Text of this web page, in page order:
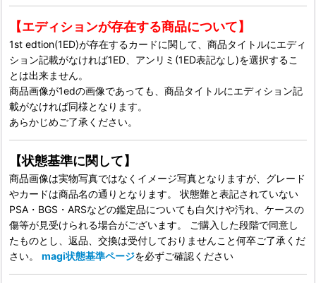
【エディションが存在する商品について】
1st edtion(1ED)が存在するカードに関して、商品タイトルにエディ
ション記載がなければ1ED、アンリミ(1ED表記なし)を選択するこ
とは出来ません。
商品画像が1edの画像であっても、商品タイトルにエディション記
載がなければ同様となります。
あらかじめご了承ください。
【状態基準に関して】
商品画像は実物写真ではなくイメージ写真となりますが、グレード
やカードは商品名の通りとなります。 状態難と表記されていない
PSA・BGS・ARSなどの鑑定品についても白欠けや汚れ、ケースの
傷等が見受けられる場合がございます。 ご購入した段階で同意し
たものとし、返品、交換は受付しておりませんこと何卒ご了承くだ
さい。 magi状態基準ページを必ずご確認ください